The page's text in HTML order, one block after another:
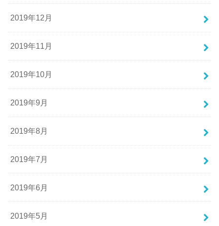
2019年12月
2019年11月
2019年10月
2019年9月
2019年8月
2019年7月
2019年6月
2019年5月